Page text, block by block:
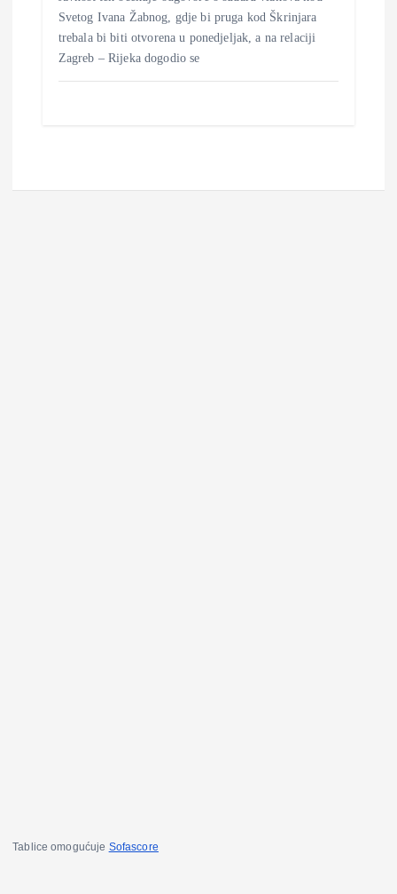
Svetog Ivana Žabnog, gdje bi pruga kod Škrinjara
trebala bi biti otvorena u ponedjeljak, a na relaciji
Zagreb – Rijeka dogodio se
Tablice omogućuje Sofascore